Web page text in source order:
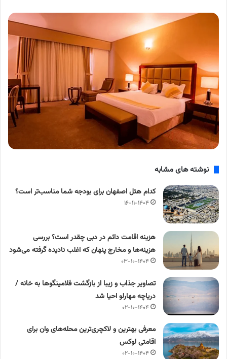
نوشته های مشابه
کدام هتل اصفهان برای بودجه شما مناسب‌تر است؟
۱۶-۱۱-۱۴۰۴
هزینه اقامت دائم در دبی چقدر است؟ بررسی
هزینه‌ها و مخارج پنهان که اغلب نادیده گرفته می‌شود
۰۳-۱۰-۱۴۰۴
تصاویر جذاب و زیبا از بازگشت فلامینگوها به خانه /
دریاچه مهارلو احیا شد
۰۲-۱۰-۱۴۰۴
معرفی بهترین و لاکچری‌ترین محله‌های وان برای
اقامتی لوکس
۰۲-۱۰-۱۴۰۴